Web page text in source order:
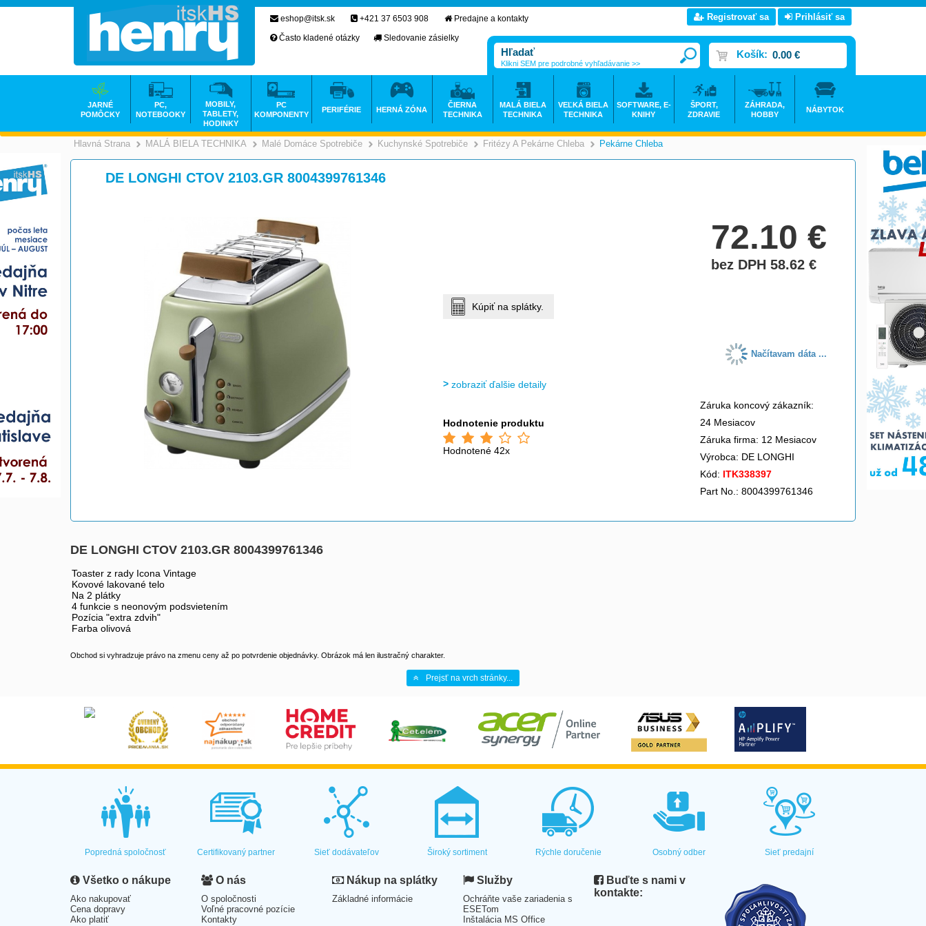
Hlavná Strana >
MALÁ BIELA TECHNIKA >
Malé Domáce Spotrebiče >Kuchynské Spotrebiče Fritézy A Pekárne Chleba Pekárne Chleba
DE LONGHI CTOV 2103.GR 8004399761346
72.10€
bez DPH 58.62€
Kúpiť na splátky.
Načítavam dáta ...
zobraziť ďalšie detaily
Hodnotenie produktu
Hodnotené 42x
Záruka koncový zákazník:
24 Mesiacov
Záruka firma: 12 Mesiacov
Výrobca: DE LONGHI
Kód: ITK338397
Part No.: 8004399761346
DE LONGHI CTOV 2103.GR 8004399761346
Toaster z rady Icona Vintage
Kovové lakované telo
Na 2 plátky
4 funkcie s neonovým podsvietením
Pozícia "extra zdvih"
Farba olivová
Obchod si vyhradzuje právo na zmenu ceny až po potvrdenie objednávky. Obrázok má len ilustračný charakter.
Prejsť na vrch stránky...
eshop@itsk.sk +421 37 6503 908
Predajne a kontakty
Často kladené otázky
Sledovanie zásielky
Registrovať sa Prihlásiť sa
Košík: 0.00 €
Klikni SEM pre podrobné vyhľadávanie >>
JARNÉ
POMÔCKY
PC,
NOTEBOOKY
MOBILY,
TABLETY,
HODINKY
PC
KOMPONENTY
PERIFÉRIE HERNÁ ZÓNA
ČIERNA
TECHNIKA
MALÁ BIELA
TECHNIKA
VEĽKÁ BIELA
TECHNIKA
SOFTWARE, E-
KNIHY
ŠPORT,
ZDRAVIE
ZÁHRADA,
HOBBY
NÁBYTOK
Popredná spoločnosť Certifikovaný partner Sieť dodávateľov Široký sortiment Rýchle doručenie Osobný odber Sieť predajní
Všetko o nákupe
Ako nakupovať
Cena dopravy
Ako platiť
O nás
O spoločnosti
Voľné pracovné pozície
Kontakty
Nákup na splátky
Základné informácie
Služby
Ochráňte vaše zariadenia s
ESETom
Inštalácia MS Office
Buďte s nami v
kontakte: